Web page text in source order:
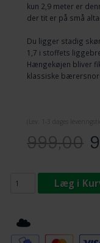
kun 2,9 meter er
der tit er på små
Du ligger stadig
1,7 i stoffets
Hængekøjen bliver
klassiske
999,00
Læg i